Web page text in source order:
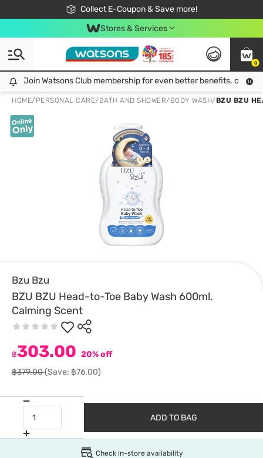
Collect E-Coupon & Save more!
🎉Extra 10% Off Your First Online Order!
📦Free Delivery when shop 499฿
Be Watsons member!
Stores & Services
0
Join Watsons Club membership for even better benefits. click!
Join Watsons Club membership for even better benefits. click!
HOME/ PERSONAL CARE/ BATH AND SHOWER/ BODY WASH/BZU BZU
Bzu Bzu
BZU BZU Head-to-Toe Baby Wash 600ml.
Calming Scent
฿303.00 20% off
฿379.00(Save: ฿76.00)
ADD TO BAG
Check in-store availability